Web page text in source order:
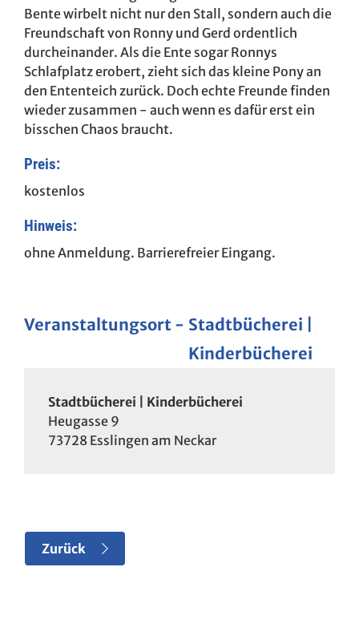
Bente wirbelt nicht nur den Stall, sondern auch die
Freundschaft von Ronny und Gerd ordentlich
durcheinander. Als die Ente sogar Ronnys
Schlafplatz erobert, zieht sich das kleine Pony an
den Ententeich zurück. Doch echte Freunde finden
wieder zusammen - auch wenn es dafür erst ein
bisschen Chaos braucht.
Preis:
kostenlos
Hinweis:
ohne Anmeldung. Barrierefreier Eingang.
Veranstaltungsort
Stadtbücherei |
Kinderbücherei
Stadtbücherei | Kinderbücherei
Heugasse 9
73728 Esslingen am Neckar
Zurück